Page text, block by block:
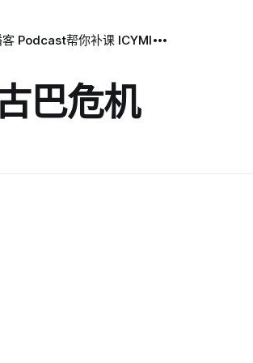
客 Podcast帮你补课 ICYMI
巴危机